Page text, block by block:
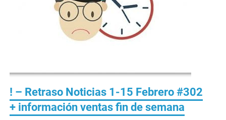
! – Retraso Noticias 1-15 Febrero #302
+ información ventas fin de semana